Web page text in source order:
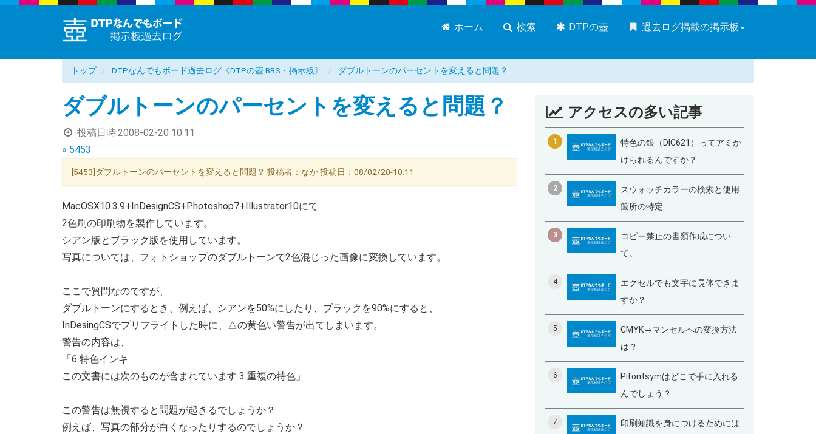
ホーム 検索 DTPの壺 過去ログ掲載の掲示板
トップ DTPなんでもボード過去ログ《DTPの壺 BBS・掲示板》 ダブルトーンのパーセントを変えると問題？
ダブルトーンのパーセントを変えると問題？
投稿日時:2008-02-20 10:11
» 5453
[5453]ダブルトーンのパーセントを変えると問題？ 投稿者：なか 投稿日：08/02/20-10:11
MacOSX10.3.9+InDesignCS+Photoshop7+Illustrator10にて
2色刷の印刷物を製作しています。
シアン版とブラック版を使用しています。
写真については、フォトショップのダブルトーンで2色混じった画像に変換しています。
ここで質問なのですが、
ダブルトーンにするとき、例えば、シアンを50%にしたり、ブラックを90%にすると、
InDesingCSでプリフライトした時に、△の黄色い警告が出てしまいます。
警告の内容は、
「6 特色インキ
この文書には次のものが含まれています 3 重複の特色」
この警告は無視すると問題が起きるでしょうか？
例えば、写真の部分が白くなったりするのでしょうか？
アクセスの多い記事
1
特色の銀（DIC621）ってアミか
けられるんですか？
2
スウォッチカラーの検索と使用
箇所の特定
3
コピー禁止の書類作成につい
て。
4
エクセルでも文字に長体できま
すか？
5
CMYK→マンセルへの変換方法
は？
6
Pifontsymはどこで手に入れる
んでしょう？
7 印刷知識を身につけるためには